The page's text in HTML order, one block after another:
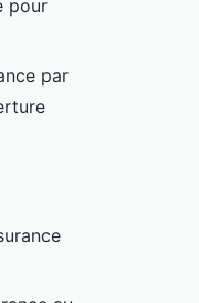
pour
par